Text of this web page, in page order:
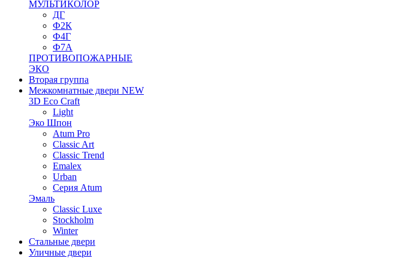
МУЛЬТИКОЛОР
ДГ
Ф2К
Ф4Г
Ф7А
ПРОТИВОПОЖАРНЫЕ
ЭКО
Вторая группа
Межкомнатные двери NEW
3D Eco Craft
Light
Эко Шпон
Atum Pro
Classic Art
Classic Trend
Emalex
Urban
Серия Atum
Эмаль
Classic Luxe
Stockholm
Winter
Стальные двери
Уличные двери